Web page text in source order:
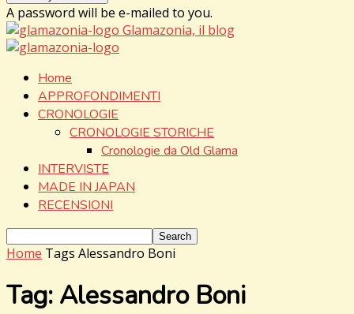
A password will be e-mailed to you.
Glamazonia, il blog
Home
APPROFONDIMENTI
CRONOLOGIE
CRONOLOGIE STORICHE
Cronologie da Old Glama
INTERVISTE
MADE IN JAPAN
RECENSIONI
Home Tags Alessandro Boni
Tag: Alessandro Boni